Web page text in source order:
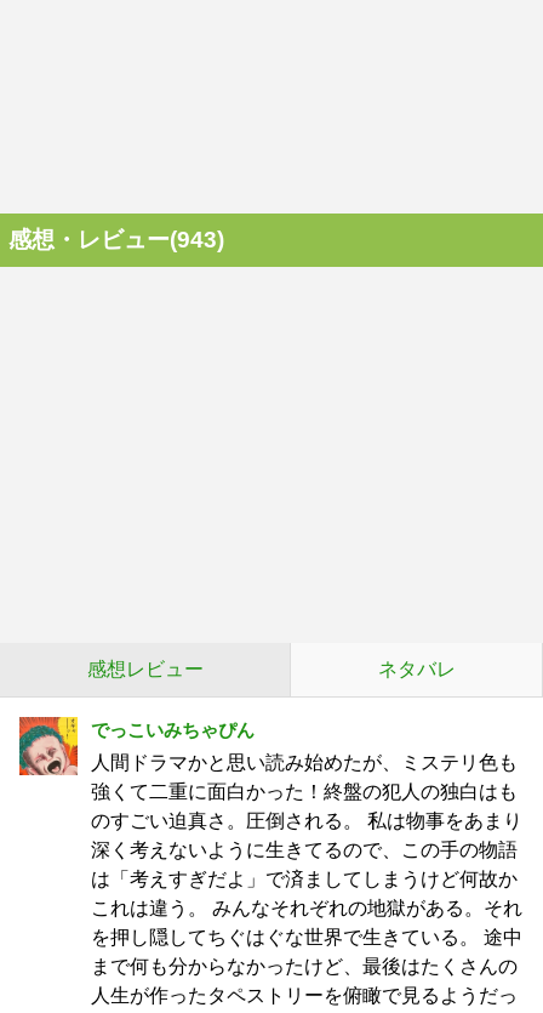
感想・レビュー(943)
感想レビュー ネタバレ
でっこいみちゃぴん
人間ドラマかと思い読み始めたが、ミステリ色も
強くて二重に面白かった！終盤の犯人の独白はも
のすごい迫真さ。圧倒される。 私は物事をあまり
深く考えないように生きてるので、この手の物語
は「考えすぎだよ」で済ましてしまうけど何故か
これは違う。 みんなそれぞれの地獄がある。それ
を押し隠してちぐはぐな世界で生きている。 途中
まで何も分からなかったけど、最後はたくさんの
人生が作ったタペストリーを俯瞰で見るようだっ